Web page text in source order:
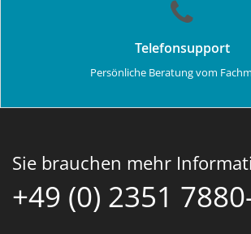
Telefonsupport
Persönliche Beratung vom
Sie brauchen mehr
+49 (0) 2351